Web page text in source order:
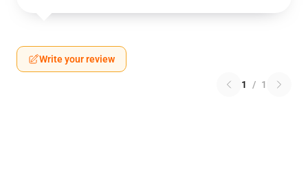
Write your review
1 / 1